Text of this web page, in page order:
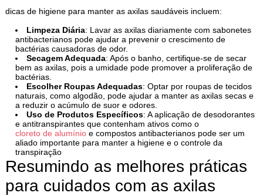
dicas de higiene para manter as axilas saudáveis incluem:
Limpeza Diária: Lavar as axilas diariamente com sabonetes
antibacterianos pode ajudar a prevenir o crescimento de
bactérias causadoras de odor.
Secagem Adequada: Após o banho, certifique-se de secar
bem as axilas, pois a umidade pode promover a proliferação de
bactérias.
Escolher Roupas Adequadas: Optar por roupas de tecidos
naturais, como algodão, pode ajudar a manter as axilas secas e
a reduzir o acúmulo de suor e odores.
Uso de Produtos Específicos: A aplicação de desodorantes
e antitranspirantes que contenham ativos como o
cloreto de alumínio e compostos antibacterianos pode ser um
aliado importante para manter a higiene e o controle da
transpiração
Resumindo as melhores práticas
para cuidados com as axilas